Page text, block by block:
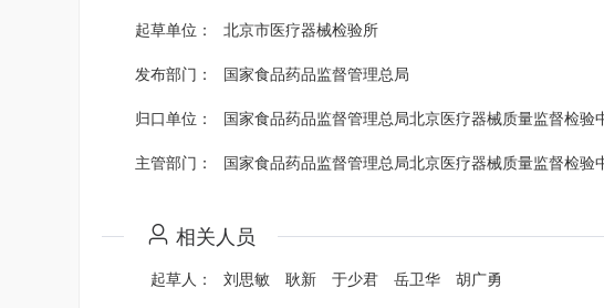
起草单位： 北京市医疗器械检验所
发布部门： 国家食品药品监督管理总局
归口单位： 国家食品药品监督管理总局北京医疗器械质量监督检验
主管部门： 国家食品药品监督管理总局北京医疗器械质量监督检验
相关人员
起草人： 刘思敏 耿新 于少君 岳卫华 胡广勇